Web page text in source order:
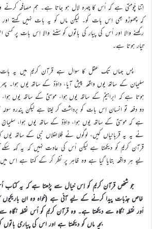
اِتنا چُومتی ہے کہ اُس کا چہرہ لال ہو جاتا ہے۔ ہم مصافحہ
کہ چھوڑو بھی اِس بات کو۔ لیکن ماں کو یہ بات نہیں کہتے
رکھنے والا اور اُس کی پیار کی باتوں کو سننے والا اِس بات پر
تیار ہوتا ہے۔
پس جہاں تک عقل کا سوال ہے قرآن کریم میں یہ بات
سلیمان کے ساتھ یوں واقعہ پیش آیا، داؤدؑ کے ساتھ یوں ہوا۔
ہوتا ہے کہ ابراہیمؑ کے ساتھ یوں ہوا، موسیٰؑ کے ساتھ یوں
دو دفعہ تو انسان اِس بات کو برداشت کر لیتا ہے لیکن پندرہ
ہے کہ موسیٰؑ کے ساتھ یوں ہوا، داؤدؑ کے ساتھ یوں ہوا،
نے یہ یہ قربانیاں کیں، لوگوں نے فلاںفلاں نبی کے ساتھ
قرآن کریم کو دیکھتا ہے لیکن اُس کی عادت نہیں کہ یہ کہہ
لیے ہر واقعہ بتایا گیا ہے وہ ظاہر پر نظر کر کے کہتا ہے اِس میں
جو شخص قرآن کریم کو اِس خیال سے پڑھتا ہے کہ یہ
خاص جذبات پیدا کرنے کے لیے آئی ہے (خواہ وہ ان باریکیوں
اَور نقطہ نگاہ سے دیکھتا ہے۔ وہ قرآن کریم کو اُس نقطہ نگاہ
بچہ ماں کو دیکھتا ہے اور اس کی پیاری باتوں